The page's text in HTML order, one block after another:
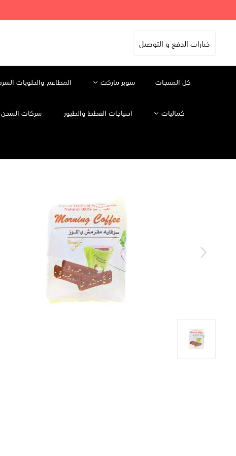
خيارات الدفع و التوصيل
كل المنتجات سوبر ماركت المطاعم والحلويات
كماليات احتياجات القطط والطيور شركات الشحن